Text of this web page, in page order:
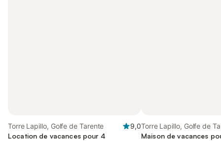
Torre Lapillo, Golfe de Tarente
9,0
Location de vacances pour 4
Torre Lapillo, Golfe de
Maison de vacances